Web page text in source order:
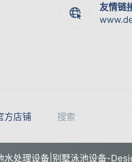
友情链
方店铺
水处理设备|别墅泳池设备-